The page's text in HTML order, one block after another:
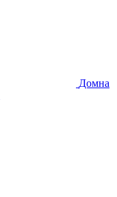
Домна